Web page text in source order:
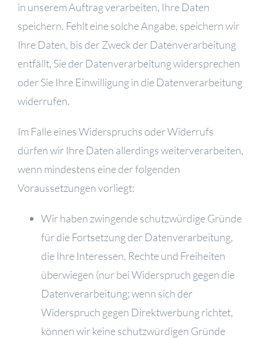
in unserem Auftrag verarbeiten, Ihre Daten
speichern. Fehlt eine solche Angabe, speichern wir
Ihre Daten, bis der Zweck der Datenverarbeitung
entfällt, Sie der Datenverarbeitung widersprechen
oder Sie Ihre Einwilligung in die Datenverarbeitung
widerrufen.
Im Falle eines Widerspruchs oder Widerrufs
dürfen wir Ihre Daten allerdings weiterverarbeiten,
wenn mindestens eine der folgenden
Voraussetzungen vorliegt:
Wir haben zwingende schutzwürdige Gründe
für die Fortsetzung der Datenverarbeitung,
die Ihre Interessen, Rechte und Freiheiten
überwiegen (nur bei Widerspruch gegen die
Datenverarbeitung; wenn sich der
Widerspruch gegen Direktwerbung richtet,
können wir keine schutzwürdigen Gründe